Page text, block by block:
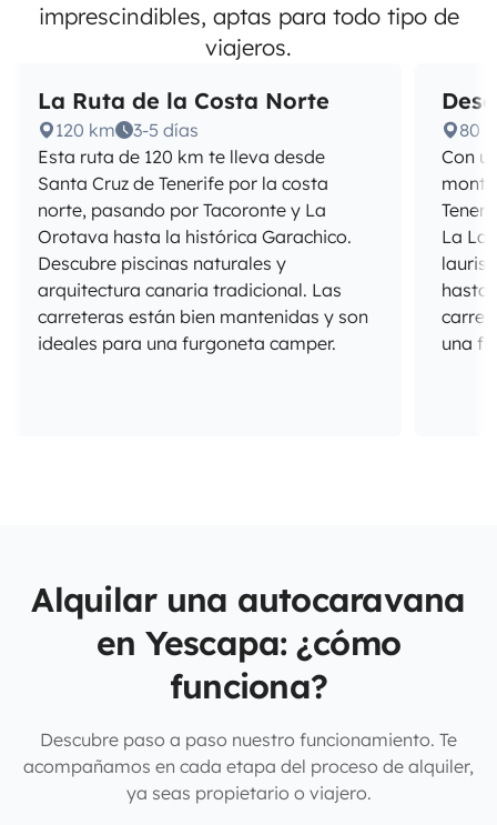
imprescindibles, aptas para todo tipo de
viajeros.
La Ruta de la Costa Norte
120 km
3-5 días
Esta ruta de 120 km te lleva desde
Santa Cruz de Tenerife por la costa
norte, pasando por Tacoronte y La
Orotava hasta la histórica Garachico.
Descubre piscinas naturales y
arquitectura canaria tradicional. Las
carreteras están bien mantenidas y son
ideales para una furgoneta camper.
80
Con
La
hasta
una
Alquilar una autocaravana
en Yescapa: ¿cómo
funciona?
Descubre paso a paso nuestro funcionamiento. Te
acompañamos en cada etapa del proceso de alquiler,
ya seas propietario o viajero.